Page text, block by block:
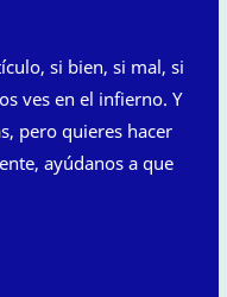
si bien, si mal, si
ves en el infierno. Y
pero quieres hacer
ayúdanos a que